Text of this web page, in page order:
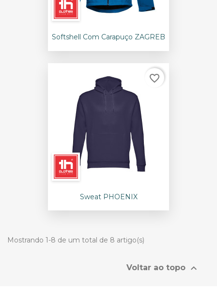
Softshell Com Carapuço ZAGREB
Sweat PHOENIX
favorite_border
Mostrando 1-8 de um total de 8 artigo(s)
Voltar ao topo 